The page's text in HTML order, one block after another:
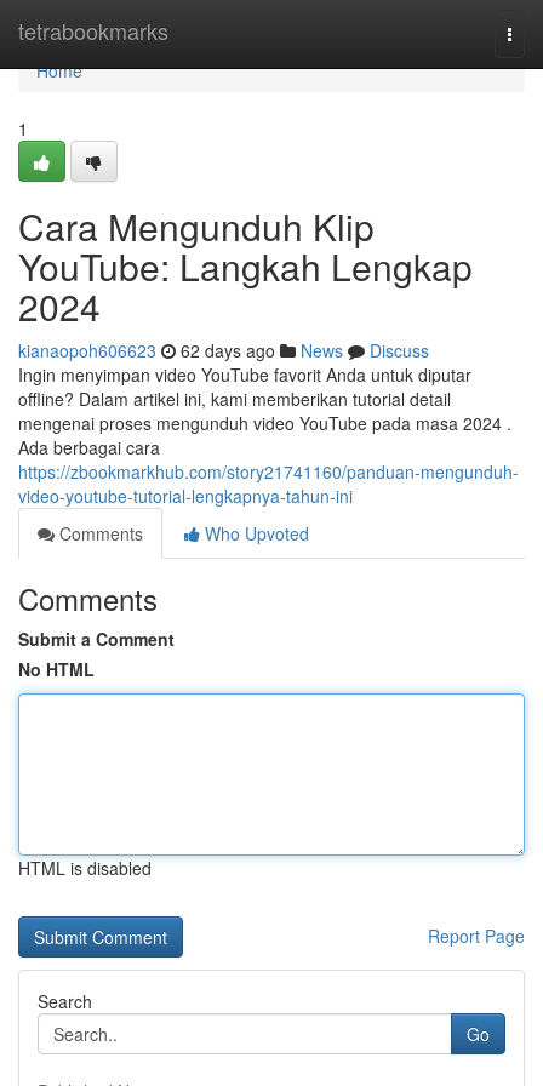
tetrabookmarks
Home
Home
1
Cara Mengunduh Klip
YouTube: Langkah Lengkap
2024
kianaopoh606623 62 days ago News
Discuss
Ingin menyimpan video YouTube favorit Anda untuk diputar
offline? Dalam artikel ini, kami memberikan tutorial detail
mengenai proses mengunduh video YouTube pada masa 2024 .
Ada berbagai cara
https://zbookmarkhub.com/story21741160/panduan-mengunduh-
video-youtube-tutorial-lengkapnya-tahun-ini
Comments
Who Upvoted
Comments
Submit a Comment
No HTML
HTML is disabled
Report Page
Search
Go